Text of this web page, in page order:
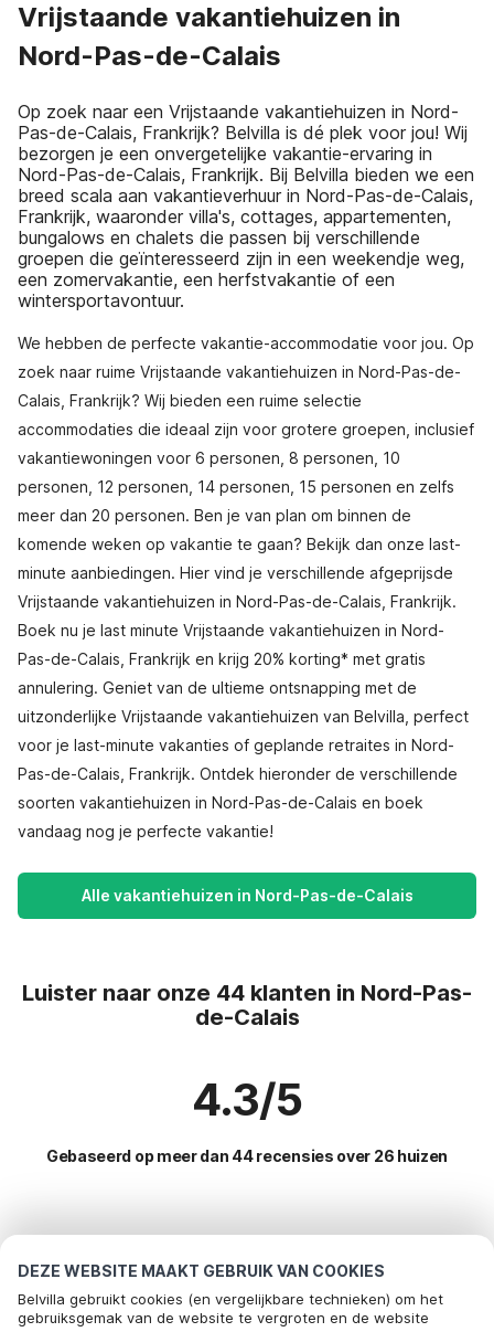
DEZE WEBSITE MAAKT GEBRUIK VAN COOKIES
Belvilla gebruikt cookies (en vergelijkbare technieken) om het
gebruiksgemak van de website te vergroten en de website
Vrijstaande vakantiehuizen in
Nord-Pas-de-Calais
Op zoek naar een Vrijstaande vakantiehuizen in Nord-
Pas-de-Calais, Frankrijk? Belvilla is dé plek voor jou! Wij
bezorgen je een onvergetelijke vakantie-ervaring in
Nord-Pas-de-Calais, Frankrijk. Bij Belvilla bieden we een
breed scala aan vakantieverhuur in Nord-Pas-de-Calais,
Frankrijk, waaronder villa's, cottages, appartementen,
bungalows en chalets die passen bij verschillende
groepen die geïnteresseerd zijn in een weekendje weg,
een zomervakantie, een herfstvakantie of een
wintersportavontuur.
We hebben de perfecte vakantie-accommodatie voor jou. Op
zoek naar ruime Vrijstaande vakantiehuizen in Nord-Pas-de-
Calais, Frankrijk? Wij bieden een ruime selectie
accommodaties die ideaal zijn voor grotere groepen, inclusief
vakantiewoningen voor 6 personen, 8 personen, 10
personen, 12 personen, 14 personen, 15 personen en zelfs
meer dan 20 personen. Ben je van plan om binnen de
komende weken op vakantie te gaan? Bekijk dan onze last-
minute aanbiedingen. Hier vind je verschillende afgeprijsde
Vrijstaande vakantiehuizen in Nord-Pas-de-Calais, Frankrijk.
Boek nu je last minute Vrijstaande vakantiehuizen in Nord-
Pas-de-Calais, Frankrijk en krijg 20% korting* met gratis
annulering. Geniet van de ultieme ontsnapping met de
uitzonderlijke Vrijstaande vakantiehuizen van Belvilla, perfect
voor je last-minute vakanties of geplande retraites in Nord-
Pas-de-Calais, Frankrijk. Ontdek hieronder de verschillende
soorten vakantiehuizen in Nord-Pas-de-Calais en boek
vandaag nog je perfecte vakantie!
Alle vakantiehuizen in Nord-Pas-de-Calais
Luister naar onze 44 klanten in Nord-Pas-
de-Calais
4.3/5
Gebaseerd op meer dan 44 recensies over 26 huizen
vakantie
Populaire voorzieningen voor vakantie in Nord-pas-de-